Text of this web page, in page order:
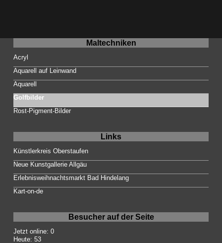
Maltechniken
Acryl
Aquarell auf Leinwand
Aquarell
Golfbilder
Rost-Pigment-Bilder
Links
Künstlerkreis Oberstaufen
Neue Kunstgallerie Allgäu
Erlebnisweihnachtsmarkt Bad Hindelang
Kart-on-de
Besucher auf der Seite
Jetzt online: 0
Heute: 53